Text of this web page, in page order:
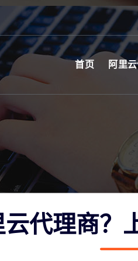
首页 阿里
代理商？